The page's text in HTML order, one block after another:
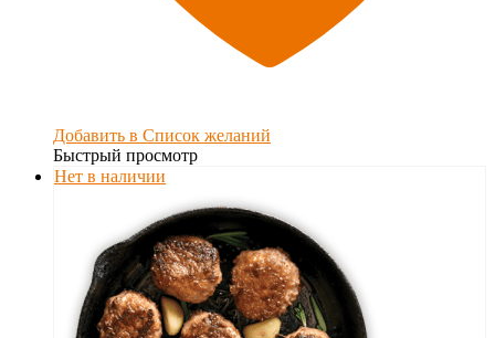
Добавить в Список желаний
Быстрый просмотр
Нет в наличии